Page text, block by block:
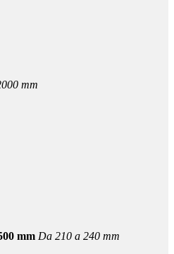
mm
mmDa 210 a 240 mm